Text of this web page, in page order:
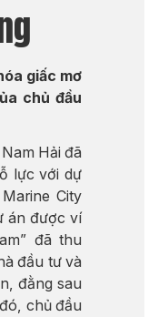
giấc mơ
chủ đầu
Hải đã
lực với dự
City
án được ví
đã thu
đầu tư và
đằng sau
chủ đầu